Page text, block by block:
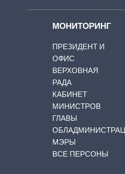
МОНИТОРИНГ
ПРЕЗИДЕНТ И
ОФИС
ВЕРХОВНАЯ
РАДА
КАБИНЕТ
МИНИСТРОВ
ГЛАВЫ
МЭРЫ
ВСЕ ПЕРСОНЫ